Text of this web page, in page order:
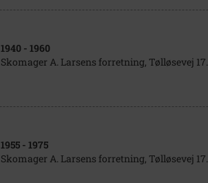
1940 - 1960
Skomager A. Larsens forretning, Tølløsevej 17.
1955 - 1975
Skomager A. Larsens forretning, Tølløsevej 17.